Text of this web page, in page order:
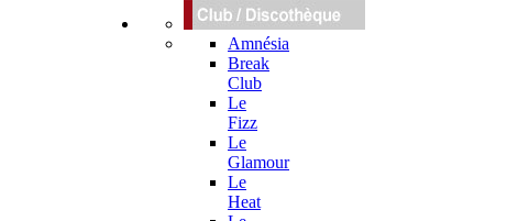
Amnésia
Break
Club
Le
Fizz
Le
Glamour
Le
Heat